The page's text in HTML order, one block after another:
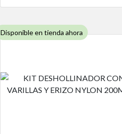
Disponible en tienda ahora